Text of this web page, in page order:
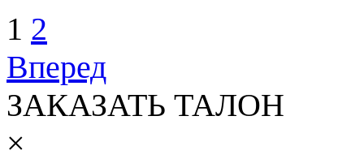
1 2
Вперед
ЗАКАЗАТЬ ТАЛОН
×